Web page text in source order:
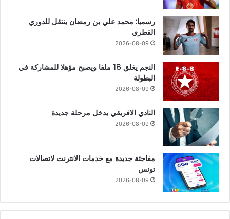
رسميا: محمد علي بن رمضان ينتقل للدوري
القطري
2026-08-09
النجم يغلق 18 ملفا ويصبح مؤهلا للمشاركة في
البطولة
2026-08-09
النادي الافريقي يدخل مرحلة جديدة
2026-08-09
مفاجئة جديدة مع خدمات الانترنت لاتصالات
تونس
2026-08-09